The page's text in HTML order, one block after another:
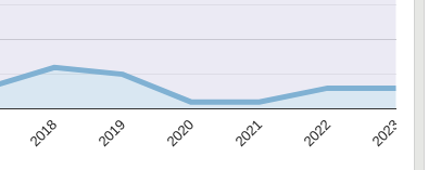
2018 2019 2020 2021 2022 2023